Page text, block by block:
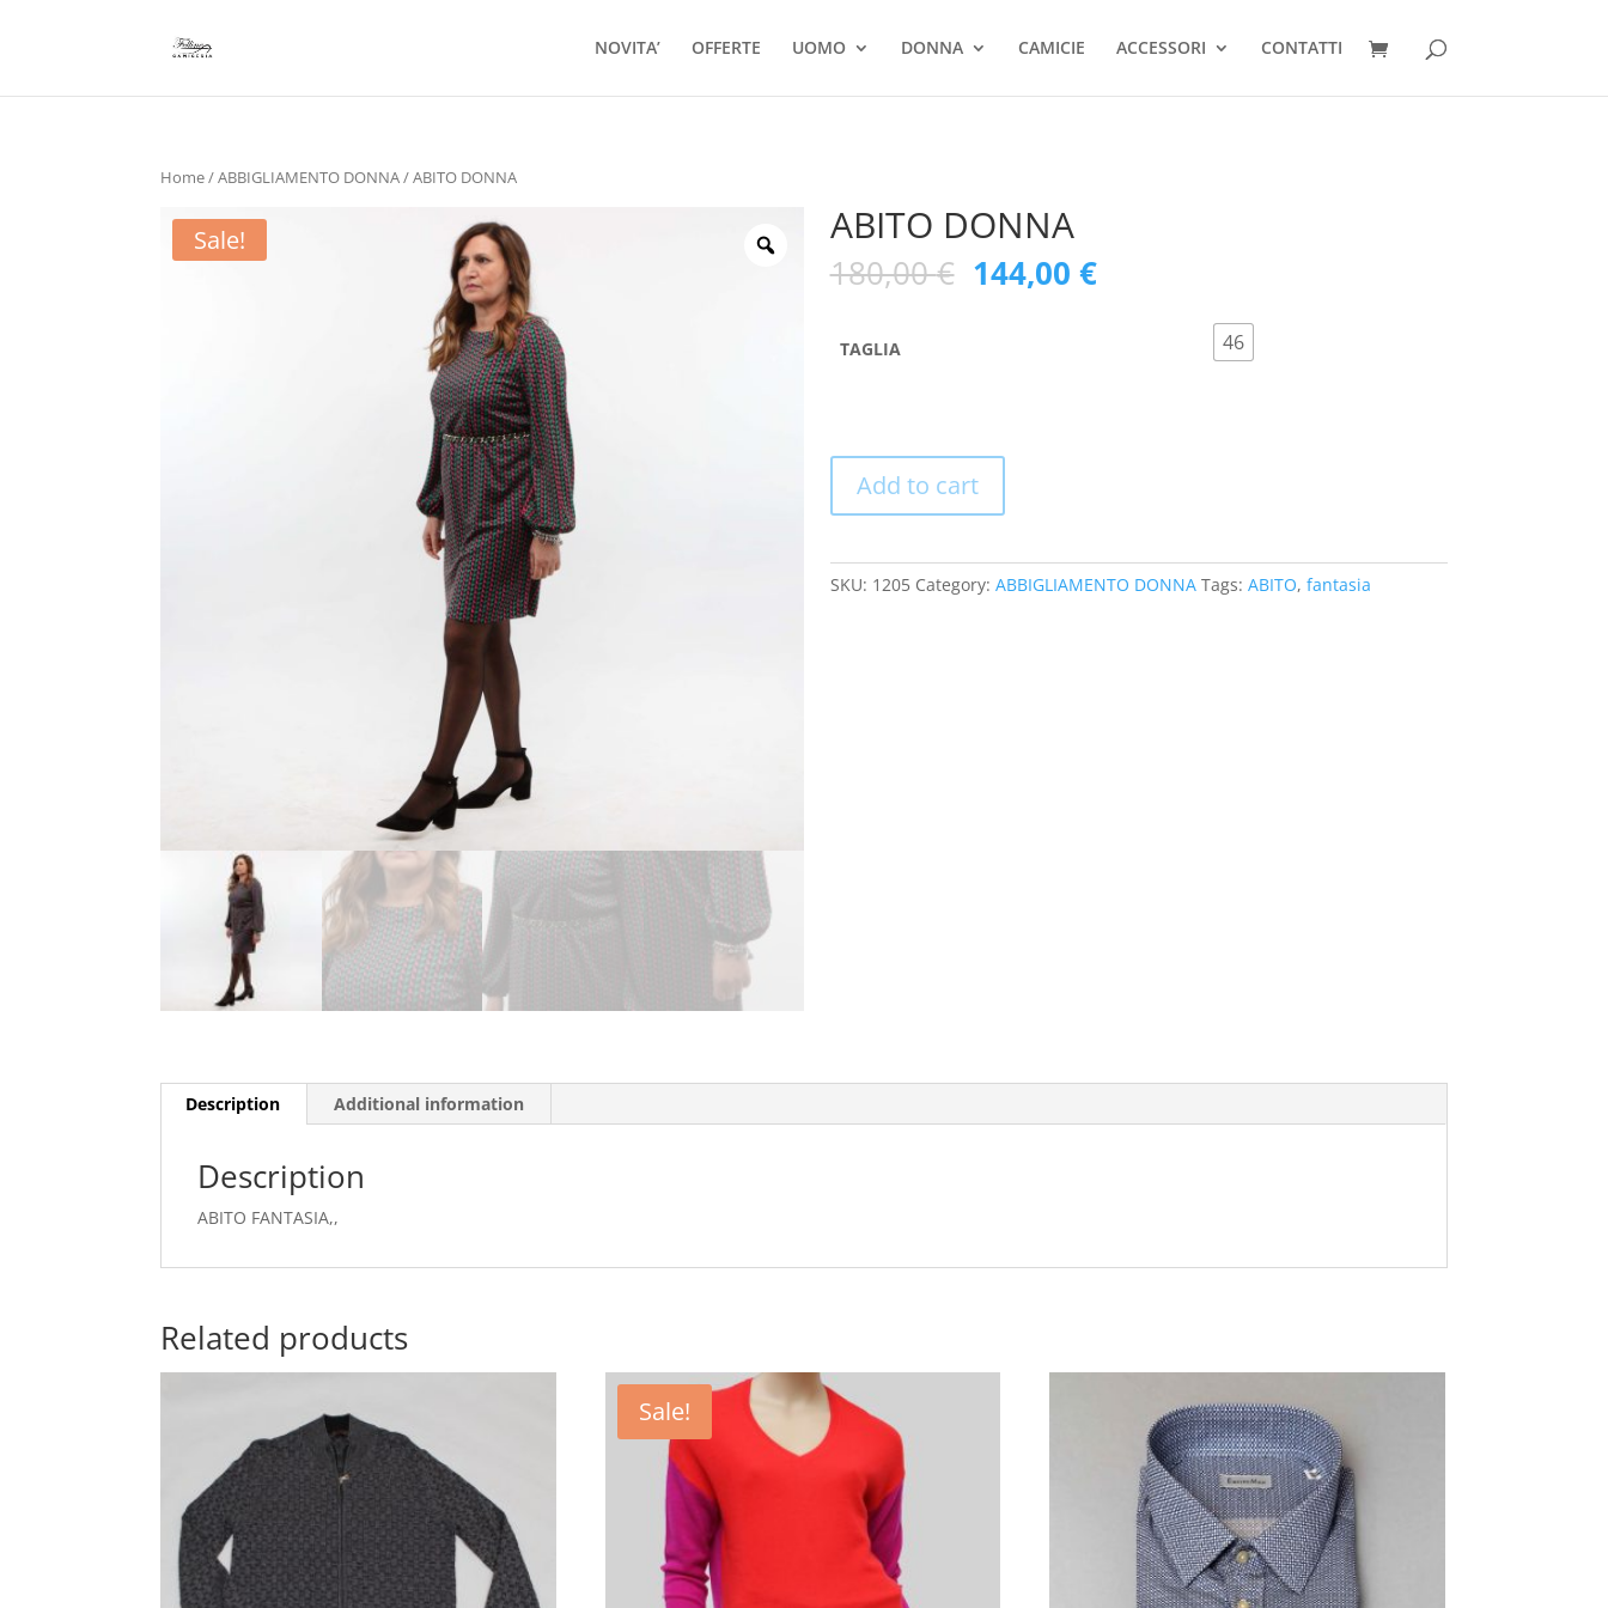
NOVITA’ OFFERTE UOMO DONNA CAMICIE ACCESSORI CONTATTI
Home/ABBIGLIAMENTO DONNA/ ABITO DONNA
Sale! ABITO DONNA
180,00€ 144,00 €
TAGLIA 46
Add to cart
SKU: 1205 Category: ABBIGLIAMENTO DONNA Tags: ABITO, fantasia
Description Additional information
Description
ABITO FANTASIA,,
Related products
Sale!